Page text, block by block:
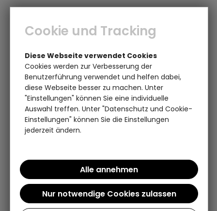
Cookie und Tracking
Diese Webseite verwendet Cookies
Cookies werden zur Verbesserung der
Benutzerführung verwendet und helfen dabei,
diese Webseite besser zu machen. Unter
"Einstellungen" können Sie eine individuelle
Auswahl treffen. Unter "Datenschutz und Cookie-
Einstellungen" können Sie die Einstellungen
jederzeit ändern.